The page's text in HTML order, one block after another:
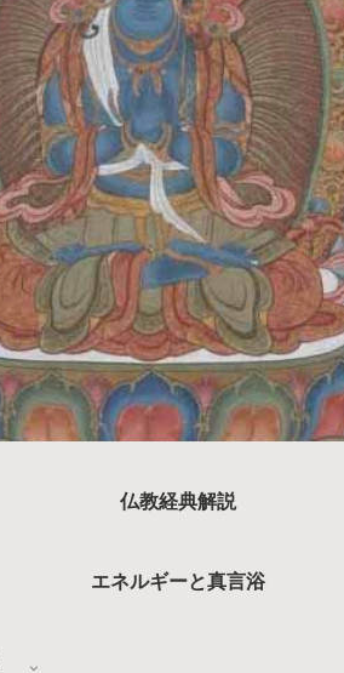
仏教経典解説
エネルギーと真言浴